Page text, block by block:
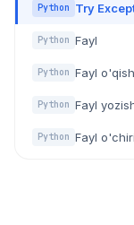
Python Try
Python Fayl
Python Fayl o'qish
Python Fayl
Python Fayl